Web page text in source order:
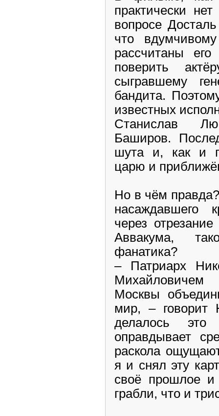
практически
вопросе
что
рассчитаны
поверить
сыгравшему
бандита.
известных
Станислав
Баширов.
шута и, как и
царю и
Но в чём
насаждавшего
через
Аввакума,
фанатика?
– Патриарх
Москвы
мир, – говорит
делалось
оправдывает
раскола
я и снял эту
своё прошлое
грабли, что и